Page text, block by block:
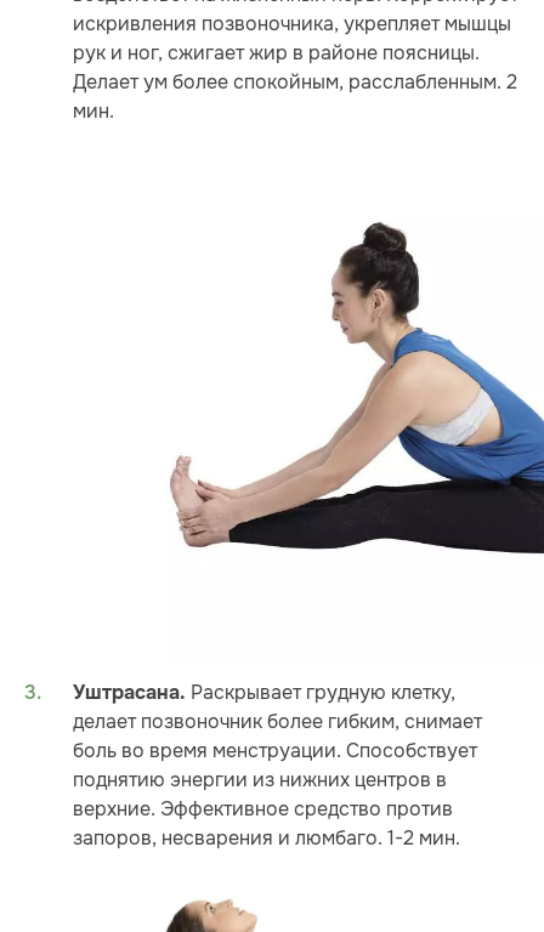
искривления позвоночника, укрепляет мышцы
рук и ног, сжигает жир в районе поясницы.
Делает ум более спокойным, расслабленным. 2
мин.
Уштрасана. Раскрывает грудную клетку,
делает позвоночник более гибким, снимает
боль во время менструации. Способствует
поднятию энергии из нижних центров в
верхние. Эффективное средство против
запоров, несварения и люмбаго. 1-2 мин.